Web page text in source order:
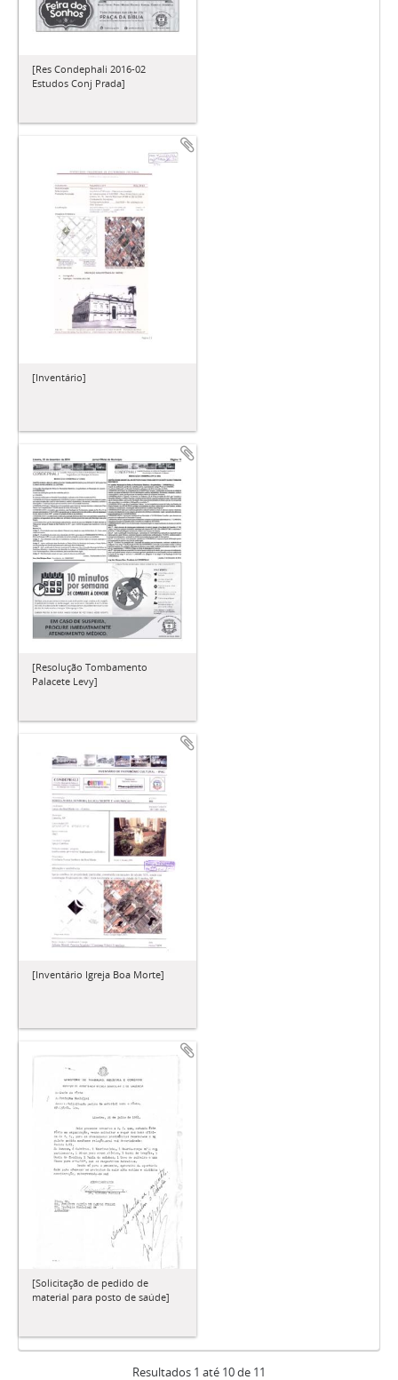
[Res Condephali 2016-02
Estudos Conj Prada]
[Inventário]
[Resolução Tombamento
Palacete Levy]
[Inventário Igreja Boa Morte]
[Solicitação de pedido de
material para posto de saúde]
Resultados 1 até 10 de 11